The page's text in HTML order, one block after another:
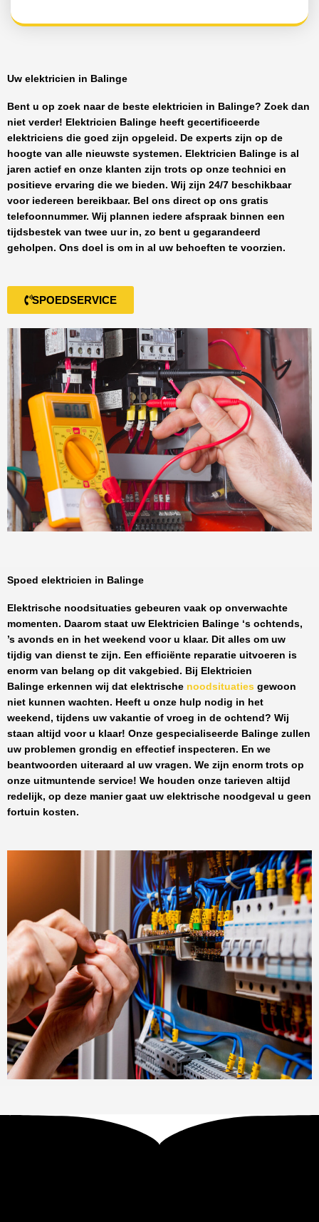
Uw elektricien in Balinge
Bent u op zoek naar de beste elektricien in Balinge? Zoek dan
niet verder! Elektricien Balinge heeft gecertificeerde
elektriciens die goed zijn opgeleid. De experts zijn op de
hoogte van alle nieuwste systemen. Elektricien Balinge is al
jaren actief en onze klanten zijn trots op onze technici en
positieve ervaring die we bieden. Wij zijn 24/7 beschikbaar
voor iedereen bereikbaar. Bel ons direct op ons gratis
telefoonnummer. Wij plannen iedere afspraak binnen een
tijdsbestek van twee uur in, zo bent u gegarandeerd
geholpen. Ons doel is om in al uw behoeften te voorzien.
SPOEDSERVICE
Spoed elektricien in Balinge
Elektrische noodsituaties gebeuren vaak op onverwachte
momenten. Daarom staat uw Elektricien Balinge ‘s ochtends,
’s avonds en in het weekend voor u klaar. Dit alles om uw
tijdig van dienst te zijn. Een efficiënte reparatie uitvoeren is
enorm van belang op dit vakgebied. Bij Elektricien
Balinge erkennen wij dat elektrische noodsituaties gewoon
niet kunnen wachten. Heeft u onze hulp nodig in het
weekend, tijdens uw vakantie of vroeg in de ochtend? Wij
staan altijd voor u klaar! Onze gespecialiseerde Balinge zullen
uw problemen grondig en effectief inspecteren. En we
beantwoorden uiteraard al uw vragen. We zijn enorm trots op
onze uitmuntende service! We houden onze tarieven altijd
redelijk, op deze manier gaat uw elektrische noodgeval u geen
fortuin kosten.